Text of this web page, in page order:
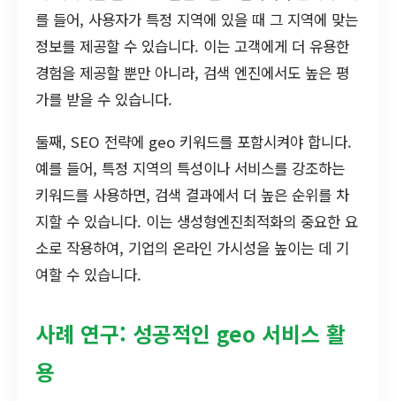
를 들어, 사용자가 특정 지역에 있을 때 그 지역에 맞는
정보를 제공할 수 있습니다. 이는 고객에게 더 유용한
경험을 제공할 뿐만 아니라, 검색 엔진에서도 높은 평
가를 받을 수 있습니다.
둘째, SEO 전략에 geo 키워드를 포함시켜야 합니다.
예를 들어, 특정 지역의 특성이나 서비스를 강조하는
키워드를 사용하면, 검색 결과에서 더 높은 순위를 차
지할 수 있습니다. 이는 생성형엔진최적화의 중요한 요
소로 작용하여, 기업의 온라인 가시성을 높이는 데 기
여할 수 있습니다.
사례 연구: 성공적인 geo 서비스 활
용